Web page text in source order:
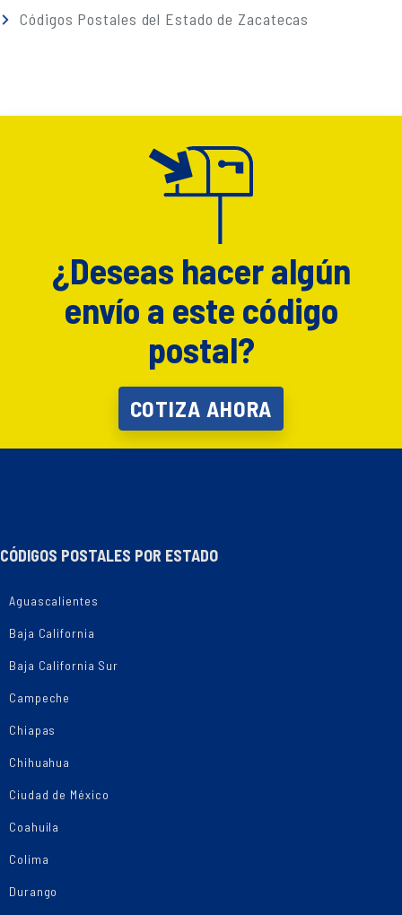
Códigos Postales del Estado de Zacatecas
¿Deseas hacer algún
envío a este código
postal?
COTIZA AHORA
CÓDIGOS POSTALES POR ESTADO
Aguascalientes
Baja California
Baja California Sur
Campeche
Chiapas
Chihuahua
Ciudad de México
Coahuila
Colima
Durango